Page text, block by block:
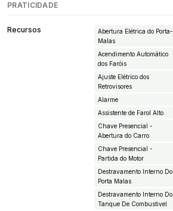
PRATICIDADE
Recursos
Abertura Elétrica do Porta-
Malas
Acendimento Automático
dos Faróis
Ajuste Elétrico dos
Retrovisores
Alarme
Assistente de Farol Alto
Chave Presencial -
Abertura do Carro
Chave Presencial -
Partida do Motor
Destravamento Interno Do
Porta Malas
Destravamento Interno Do
Tanque De Combustivel